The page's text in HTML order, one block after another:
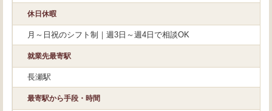
休日休暇
月～日祝のシフト制｜週3日～週4日で相談OK
就業先最寄駅
長瀬駅
最寄駅から手段・時間